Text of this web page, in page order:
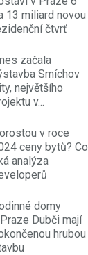
13 miliard novou
čtvrť
začala
Smíchov
největšího
v...
v roce
ceny bytů? Co
analýza
domy
Dubči mají
hrubou